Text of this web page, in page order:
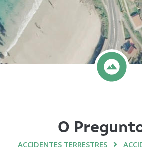
O
ACCIDENTES TERRESTRES